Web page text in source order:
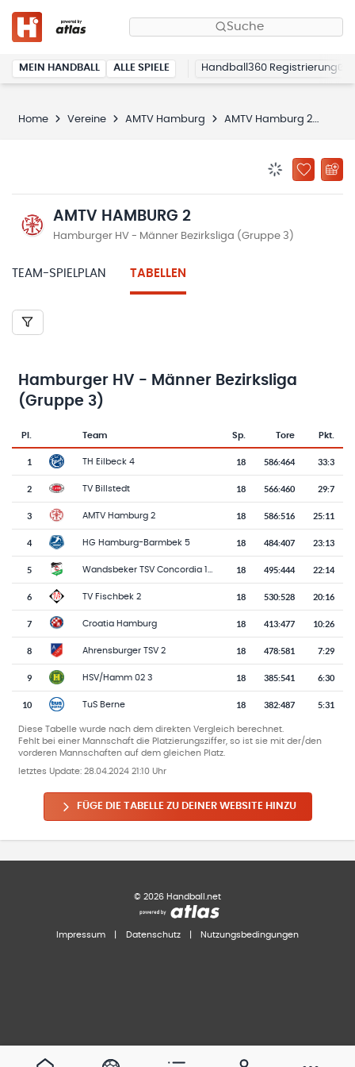
Suche
MEIN HANDBALL ALLE SPIELE Handball360 Registrierung
Home Vereine AMTV Hamburg AMTV Hamburg 2
ZU
AMTV HAMBURG 2
Hamburger HV - Männer Bezirksliga (Gruppe 3)
TEAM-SPIELPLAN TABELLEN
Hamburger HV - Männer Bezirksliga
(Gruppe 3)
Tabelle mit Vereinsplatzierungen, Spielen, Toren und Punkten
Pl.
Team-Logo
Team Sp. Tore Pkt.
1 TH Eilbeck 4 18 586:464 33:3
2 TV Billstedt 18 566:460 29:7
3 AMTV Hamburg 2 18 586:516 25:11
4 HG Hamburg-Barmbek 5 18 484:407 23:13
5 18 495:444 22:14
6 TV Fischbek 2 18 530:528 20:16
7 Croatia Hamburg 18 413:477 10:26
8 Ahrensburger TSV 2 18 478:581 7:29
9 HSV/Hamm 02 3 18 385:541 6:30
10 TuS Berne 18 382:487 5:31
Diese Tabelle wurde nach dem direkten Vergleich berechnet.
Fehlt bei einer Mannschaft die Platzierungsziffer, so ist sie mit der/den
vorderen Mannschaften auf dem gleichen Platz.
letztes Update: 28.04.2024 21:10 Uhr
FÜGE DIE TABELLE ZU DEINER WEBSITE HINZU
© 2026 Handball.net
Impressum Datenschutz Nutzungsbedingungen